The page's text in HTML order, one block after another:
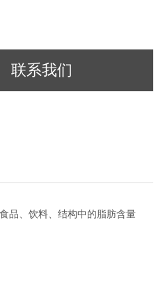
联系我们
品、饮料、结构中的脂肪含量